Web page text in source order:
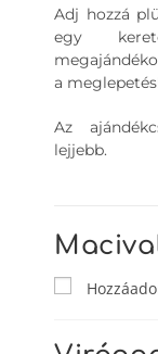
Adj hozzá
egy
a
Az
lejjebb.